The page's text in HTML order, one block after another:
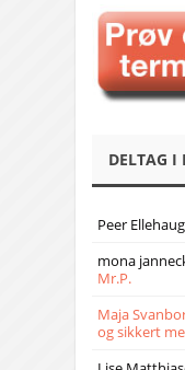
DELTAG I
Peer
mona
Mr.P.
Maja
og sikkert